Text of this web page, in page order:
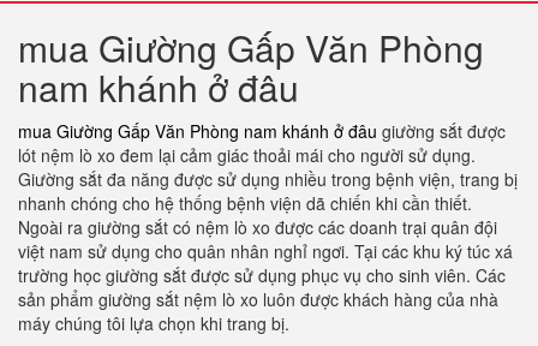
mua Giường Gấp Văn Phòng
nam khánh ở đâu
mua Giường Gấp Văn Phòng nam khánh ở đâu giường sắt được
lót nệm lò xo đem lại cảm giác thoải mái cho người sử dụng.
Giường sắt đa năng được sử dụng nhiều trong bệnh viện, trang bị
nhanh chóng cho hệ thống bệnh viện dã chiến khi cần thiết.
Ngoài ra giường sắt có nệm lò xo được các doanh trại quân đội
việt nam sử dụng cho quân nhân nghỉ ngơi. Tại các khu ký túc xá
trường học giường sắt được sử dụng phục vụ cho sinh viên. Các
sản phẩm giường sắt nệm lò xo luôn được khách hàng của nhà
máy chúng tôi lựa chọn khi trang bị.